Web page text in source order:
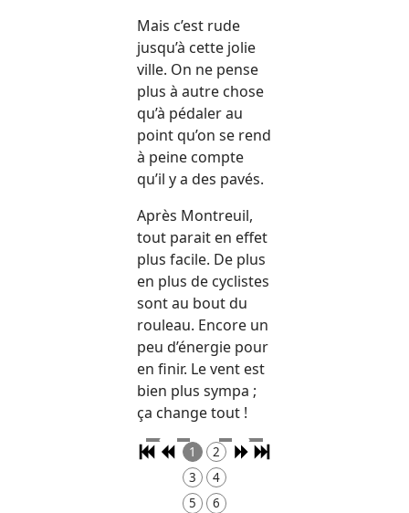
Mais c’est rude
jusqu’à cette jolie
ville. On ne pense
plus à autre chose
qu’à pédaler au
point qu’on se rend
à peine compte
qu’il y a des pavés.
Après Montreuil,
tout parait en effet
plus facile. De plus
en plus de cyclistes
sont au bout du
rouleau. Encore un
peu d’énergie pour
en finir. Le vent est
bien plus sympa ;
ça change tout !
1
2
3
4
5
6